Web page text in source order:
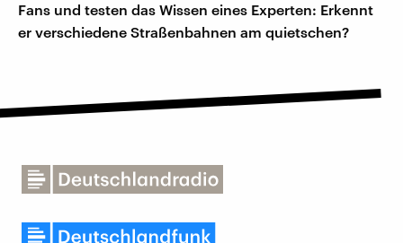
Fans und testen das Wissen eines Experten: Erkennt
er verschiedene Straßenbahnen am quietschen?